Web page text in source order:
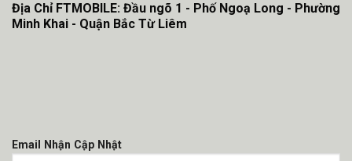
Địa Chỉ FTMOBILE: Đầu ngõ 1 - Phố Ngoạ Long - Phường
Minh Khai - Quận Bắc Từ Liêm
Email Nhận Cập Nhật